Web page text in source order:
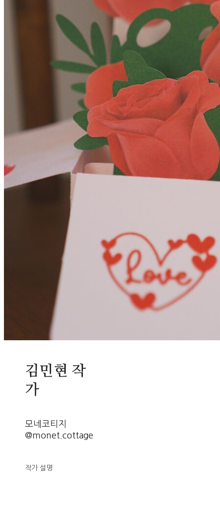
김민현 작
가
모네코티지
@monet.cottage
작가 설명